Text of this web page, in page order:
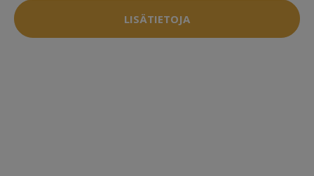
LISÄTIETOJA